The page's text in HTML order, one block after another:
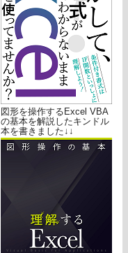
図形を操作するExcel VBA
の基本を解説したキンドル
本を書きました↓↓